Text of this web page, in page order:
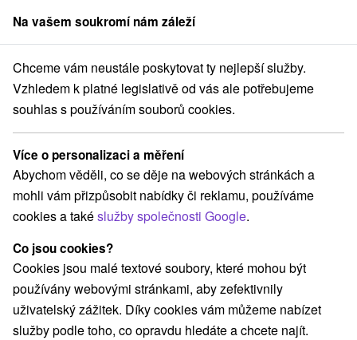
člen skupinySorger
Lyžování v Tatrách - Vysoké Tatry, Jasná, Donovaly, Liptov
Lyžování v Tatrách - Vysoké Tatry,
Jasná, Donovaly, Liptov
Vysoké Tatry|Filmy o Tatrách|Knihy o Tatrách|fotogalerie
|Lyžařské střediska|Lanovky v Tatrách|Koupaliště -
Doprava v Tatrách
Návštěvní řád|jeskyně
hotely
LYŽOVÁNÍ
vysoké Tatry
Na vašem soukromí nám záleží
Chceme vám neustále poskytovat ty nejlepší služby.
Vzhledem k platné legislativě od vás ale potřebujeme
souhlas s používáním souborů cookies.
Více o personalizaci a měření
Abychom věděli, co se děje na webových stránkách a
mohli vám přizpůsobit nabídky či reklamu, používáme
cookies a takéslužby společnosti Google.
Co jsou cookies?
Cookies jsou malé textové soubory, které mohou být
používány webovými stránkami, aby zefektivnily
uživatelský zážitek. Díky cookies vám můžeme nabízet
služby podle toho, co opravdu hledáte a chcete najít.